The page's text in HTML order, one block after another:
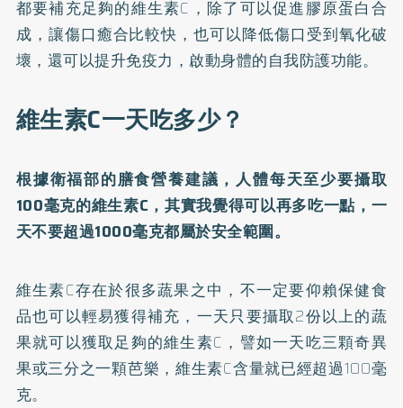
都要補充足夠的維生素C，除了可以促進膠原蛋白合
成，讓傷口癒合比較快，也可以降低傷口受到氧化破
壞，還可以提升免疫力，啟動身體的自我防護功能。
維生素C一天吃多少？
根據衛福部的膳食營養建議，人體每天至少要攝取
100毫克的維生素C，其實我覺得可以再多吃一點，一
天不要超過1000毫克都屬於安全範圍。
維生素C存在於很多蔬果之中，不一定要仰賴保健食
品也可以輕易獲得補充，一天只要攝取2份以上的蔬
果就可以獲取足夠的維生素C，譬如一天吃三顆奇異
果或三分之一顆芭樂，維生素C含量就已經超過100毫
克。